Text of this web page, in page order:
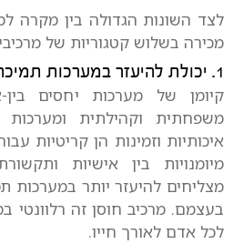
לצד השונות הגדולה בין מקרה
מכירה בשלוש קטגוריות של
1. יכולת להיעזר במערכות תמיכה
קיומן של מערכות יחסים
משפחתית וקהילתית ומערכות
איכותיות וזמינות הן קריטיות
מיומנויות בין אישיות
מצליחים להיעזר יותר במערכות
בעצמם. מרכיב חוסן זה רלוונטי
לכל אדם לאורך חייו.